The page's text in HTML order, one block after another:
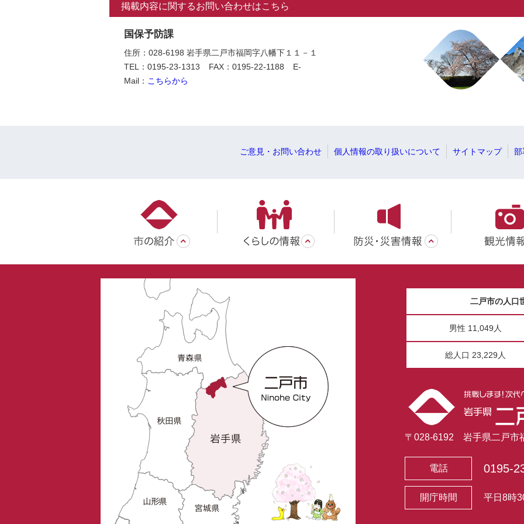
掲載内容に関するお問い合わせはこちら
国保予防課
住所：028-6198 岩手県二戸市福岡字八幡下１１－１
TEL：0195-23-1313
FAX：0195-22-1188
E-
Mail： こちらから
ご意見・お問い合わせ 個人情報の取り扱いについて サイトマップ 部
二戸市の人口
男性 11,049人
総人口 23,229人
〒028-6192 岩手県二戸市
電話 0195-
開庁時間 平日8時